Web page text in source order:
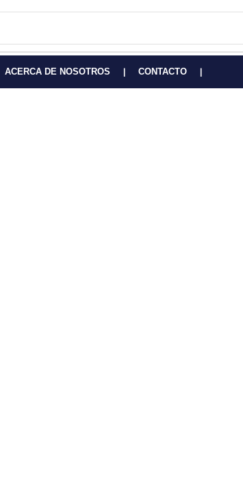
ACERCA DE NOSOTROS ❘ CONTACTO ❘